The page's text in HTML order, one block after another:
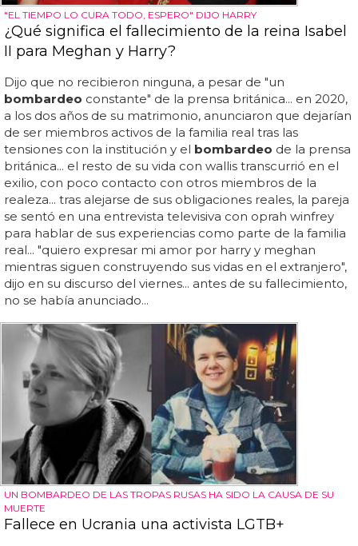
"EL TIEMPO LO CURA TODO, ESPERO" DIJO HARRY
¿Qué significa el fallecimiento de la reina Isabel
II para Meghan y Harry?
Dijo que no recibieron ninguna, a pesar de "un
bombardeo constante" de la prensa británica... en 2020,
a los dos años de su matrimonio, anunciaron que dejarían
de ser miembros activos de la familia real tras las
tensiones con la institución y el bombardeo de la prensa
británica... el resto de su vida con wallis transcurrió en el
exilio, con poco contacto con otros miembros de la
realeza... tras alejarse de sus obligaciones reales, la pareja
se sentó en una entrevista televisiva con oprah winfrey
para hablar de sus experiencias como parte de la familia
real... "quiero expresar mi amor por harry y meghan
mientras siguen construyendo sus vidas en el extranjero",
dijo en su discurso del viernes... antes de su fallecimiento,
no se había anunciado...
UN BOMBARDEO DE LAS TROPAS RUSAS HA SIDO LA CAUSA DE SU
MUERTE
Fallece en Ucrania una activista LGTB+